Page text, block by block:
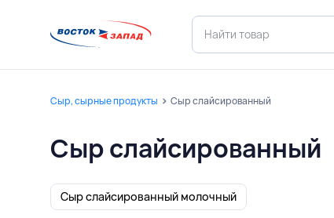
Сыр, сырные продукты Сыр слайсированный
Сыр слайсированный
Сыр слайсированный молочный